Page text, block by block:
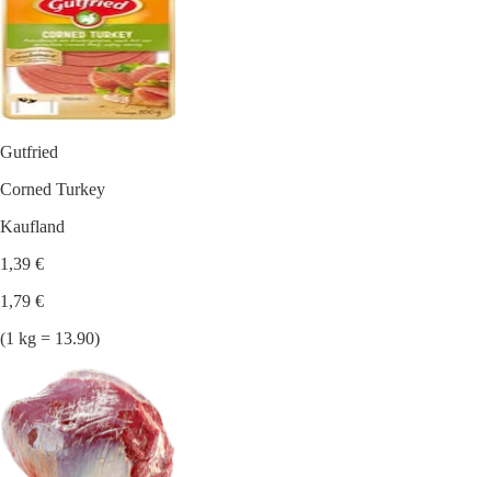
Gutfried
Corned Turkey
Kaufland
1,39 €
1,79 €
(1 kg = 13.90)